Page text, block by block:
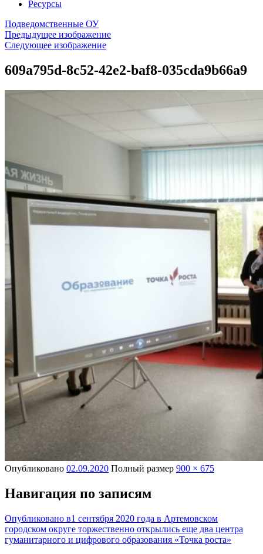
Ресурсы
Подведомственные ОУ
Предыдущее изображение
Следующее изображение
609a795d-8c52-42e2-baf8-035cda9b66a9
Опубликовано 02.09.2020 Полный размер 900 × 675
Навигация по записям
Опубликовано в1 сентября 2020 года в Артемовском
городском округе торжественно открылись еще два центра
гуманитарного и цифрового образования «Точка роста»